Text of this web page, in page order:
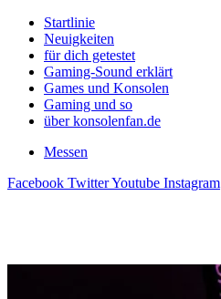
Startlinie
Neuigkeiten
für dich getestet
Gaming-Sound erklärt
Games und Konsolen
Gaming und so
über konsolenfan.de
Messen
Facebook TwitterYoutube Instagram